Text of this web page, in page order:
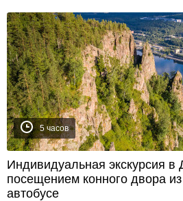
5 часов
Индивидуальная экскурсия в
посещением конного двора
автобусе